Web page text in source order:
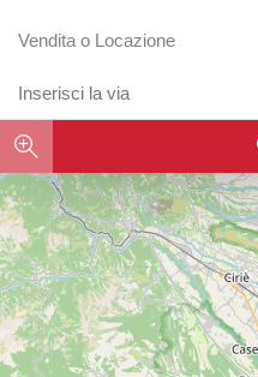
Vendita o Locazione